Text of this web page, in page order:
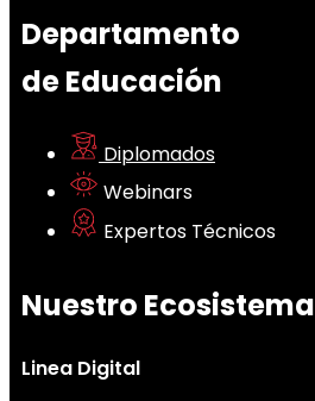
Departamento
de Educación
Diplomados
Webinars
Expertos Técnicos
Nuestro Ecosistema
Linea Digital